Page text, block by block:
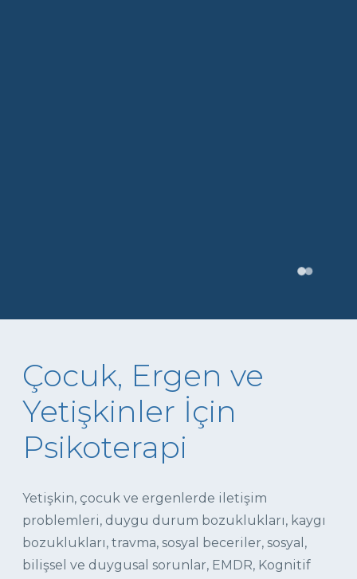
Çocuk, Ergen ve
Yetişkinler İçin
Psikoterapi
Yetişkin, çocuk ve ergenlerde iletişim
problemleri, duygu durum bozuklukları, kaygı
bozuklukları, travma, sosyal beceriler, sosyal,
bilişsel ve duygusal sorunlar, EMDR, Kognitif